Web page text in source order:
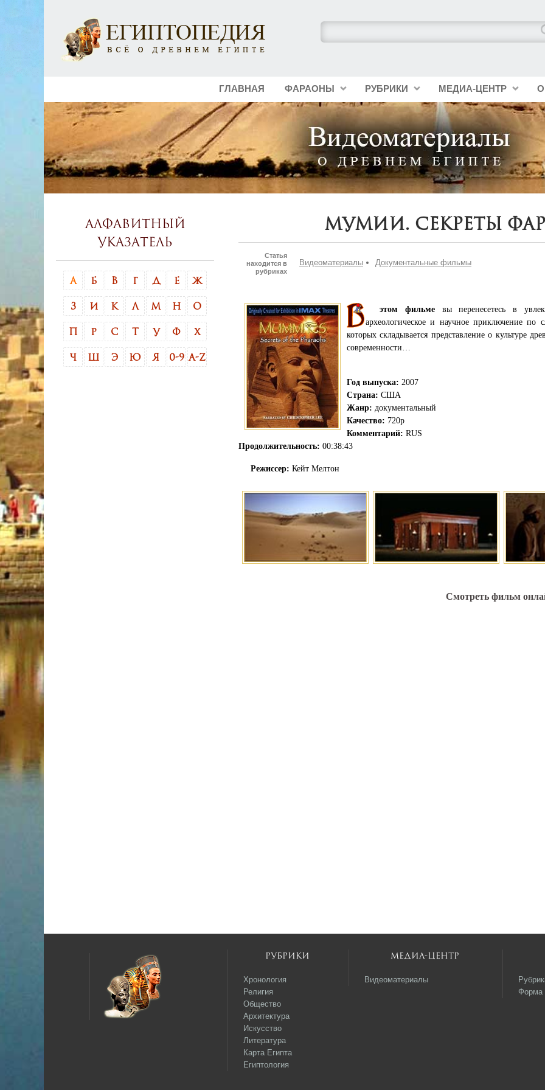
ГЛАВНАЯ ФАРАОНЫ РУБРИКИ МЕДИА-ЦЕНТР О
Мумии. Секреты
Статья
находится в
рубриках
Видеоматериалы Документальные фильмы
этом фильме вы перенесетесь в
археологическое и научное приключение по
которых складывается представление о культуре
современности…
Год выпуска: 2007
Страна: США
Жанр: документальный
Качество: 720p
Комментарий: RUS
Продолжительность: 00:38:43
Режиссер: Кейт Мелтон
Смотреть фильм
Алфавитный
указатель
А Б В Г Д Е Ж
З И К Л М Н О
Р С Т У Ф Х
Ч Э Ю Я 0-9 A-Z
Рубрики
Хронология
Религия
Общество
Архитектура
Искусство
Литература
Карта Египта
Египтология
Медиа-центр
Видеоматериалы
Форма